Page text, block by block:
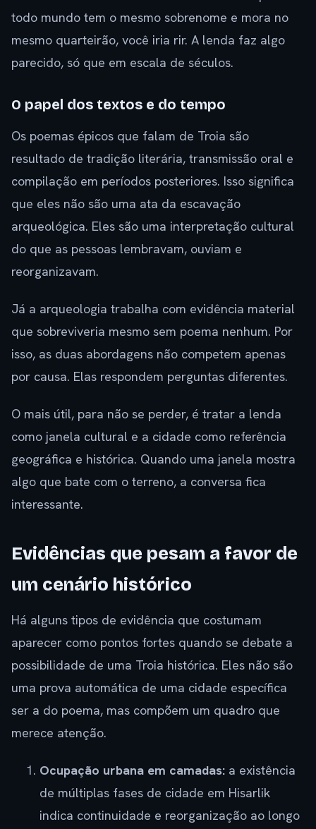
todo mundo tem o mesmo sobrenome e mora no
mesmo quarteirão, você iria rir. A lenda faz algo
parecido, só que em escala de séculos.
O papel dos textos e do tempo
Os poemas épicos que falam de Troia são
resultado de tradição literária, transmissão oral e
compilação em períodos posteriores. Isso significa
que eles não são uma ata da escavação
arqueológica. Eles são uma interpretação cultural
do que as pessoas lembravam, ouviam e
reorganizavam.
Já a arqueologia trabalha com evidência material
que sobreviveria mesmo sem poema nenhum. Por
isso, as duas abordagens não competem apenas
por causa. Elas respondem perguntas diferentes.
O mais útil, para não se perder, é tratar a lenda
como janela cultural e a cidade como referência
geográfica e histórica. Quando uma janela mostra
algo que bate com o terreno, a conversa fica
interessante.
Evidências que pesam a favor de
um cenário histórico
Há alguns tipos de evidência que costumam
aparecer como pontos fortes quando se debate a
possibilidade de uma Troia histórica. Eles não são
uma prova automática de uma cidade específica
ser a do poema, mas compõem um quadro que
merece atenção.
Ocupação urbana em camadas: a existência
de múltiplas fases de cidade em Hisarlik
indica continuidade e reorganização ao longo